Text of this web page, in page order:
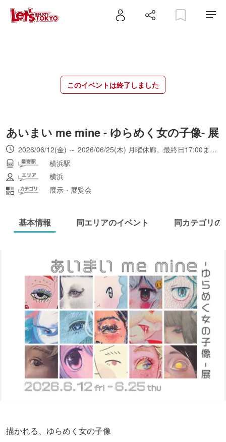
このイベントは終了しました
あいまい me mine - ゆらめく女の子像- 展
2026/06/12(金) ～ 2026/06/25(木) 月曜休廊。最終日17:00まで。
横浜駅
横浜
展示・展覧会
基本情報 同エリアのイベント 同カテゴリの
描かれる、ゆらめく女の子像